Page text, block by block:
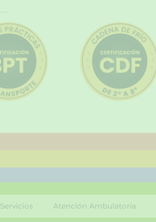
Servicios Atención Ambulatoria